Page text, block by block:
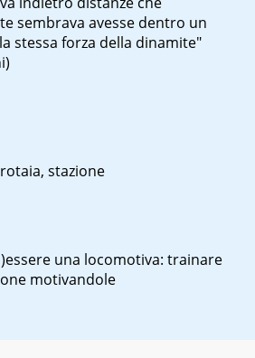
sembrava avesse dentro un
stessa forza della dinamite"
stazione
essere una locomotiva: trainare
motivandole